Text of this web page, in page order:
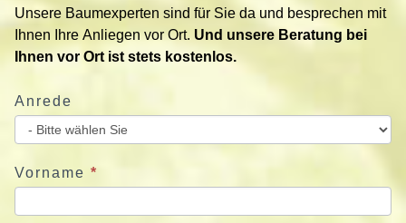
e
r
e
S
e
u
n
s
Unsere Baumexperten sind für Sie da und besprechen mit
Ihnen Ihre Anliegen vor Ort. Und unsere Beratung bei
Ihnen vor Ort ist stets kostenlos.
Anrede
Vorname *